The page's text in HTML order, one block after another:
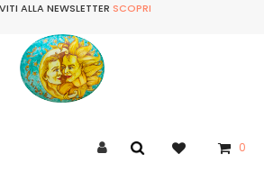
ALLA NEWSLETTER SCOPRI
0